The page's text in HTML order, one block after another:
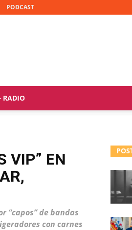
PODCAST
RADIO
VIP” EN
“capos” de bandas
con carnes